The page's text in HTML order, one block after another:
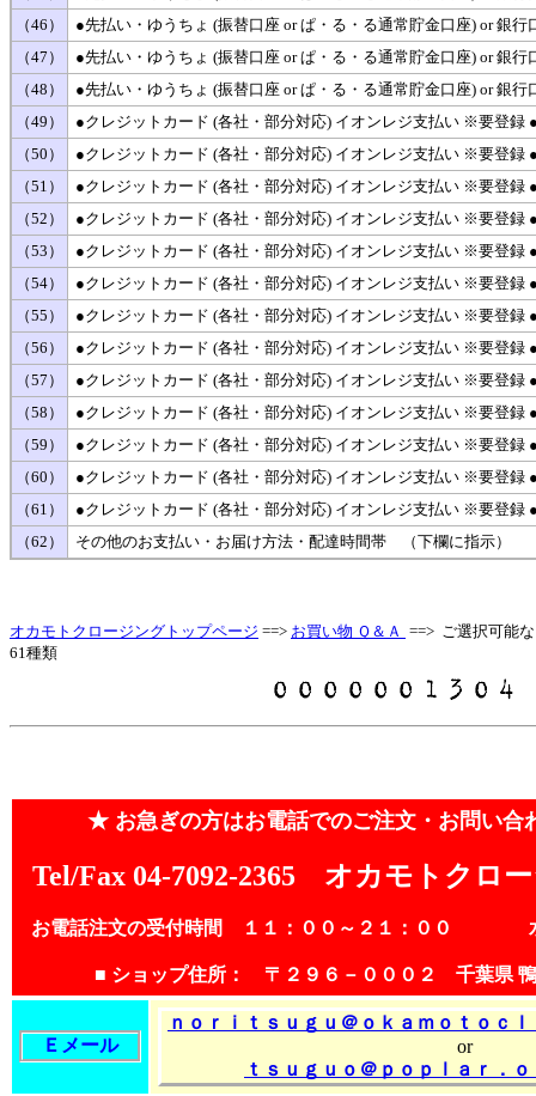
（46）
●先払い・ゆうちょ (振替口座 or ぱ・る・る通常貯金口座) or 銀
（47）
●先払い・ゆうちょ (振替口座 or ぱ・る・る通常貯金口座) or 銀
（48）
●先払い・ゆうちょ (振替口座 or ぱ・る・る通常貯金口座) or 銀
（49）
●クレジットカード (各社・部分対応) イオンレジ支払い ※要登録
（50）
●クレジットカード (各社・部分対応) イオンレジ支払い ※要登
（51）
●クレジットカード (各社・部分対応) イオンレジ支払い ※要登
（52）
●クレジットカード (各社・部分対応) イオンレジ支払い ※要登
（53）
●クレジットカード (各社・部分対応) イオンレジ支払い ※要登
（54）
●クレジットカード (各社・部分対応) イオンレジ支払い ※要登
（55）
●クレジットカード (各社・部分対応) イオンレジ支払い ※要登録
（56）
●クレジットカード (各社・部分対応) イオンレジ支払い ※要登
（57）
●クレジットカード (各社・部分対応) イオンレジ支払い ※要登
（58）
●クレジットカード (各社・部分対応) イオンレジ支払い ※要登
（59）
●クレジットカード (各社・部分対応) イオンレジ支払い ※要登
（60）
●クレジットカード (各社・部分対応) イオンレジ支払い ※要登
（61）
●クレジットカード (各社・部分対応) イオンレジ支払い ※要登
（62）
その他のお支払い・お届け方法・配達時間帯 （下欄に指示）
オカモトクロージングトップページ ==> お買い物 Ｑ＆Ａ ==> ご選択可能
61種類
★ お急ぎの方はお電話でのご注文・お問い
Tel/Fax 04-7092-2365 オカモトクロ
お電話注文の受付時間 １１：００～２１：００
■ ショップ住所： 〒２９６－０００２ 千葉県
Ｅメール
ｎｏｒｉｔｓｕｇｕ＠ｏｋａｍｏｔｏｃ
or
ｔｓｕｇｕｏ＠ｐｏｐｌａｒ．